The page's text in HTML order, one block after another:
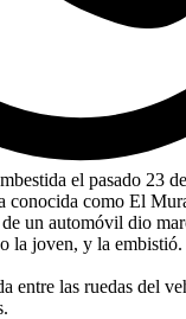
el pasado 23
conocida como El
un automóvil dio
la joven, y la embistió.
entre las ruedas del